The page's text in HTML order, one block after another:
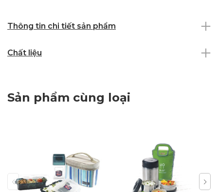
Thông tin chi tiết sản phẩm
Chất liệu
Sản phẩm cùng loại